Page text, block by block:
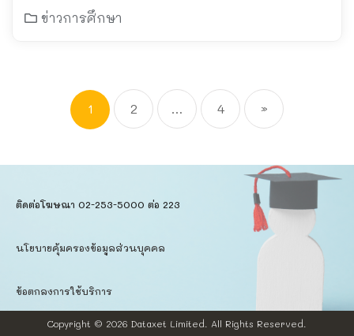
ข่าวการศึกษา
1 2 … 4 »
ติดต่อโฆษณา 02-253-5000​ ต่อ 223
นโยบายคุ้มครองข้อมูลส่วนบุคคล​
ข้อตกลงการใช้บริการ
Copyright © 2026 Dataxet Limited. All Rights Reserved.